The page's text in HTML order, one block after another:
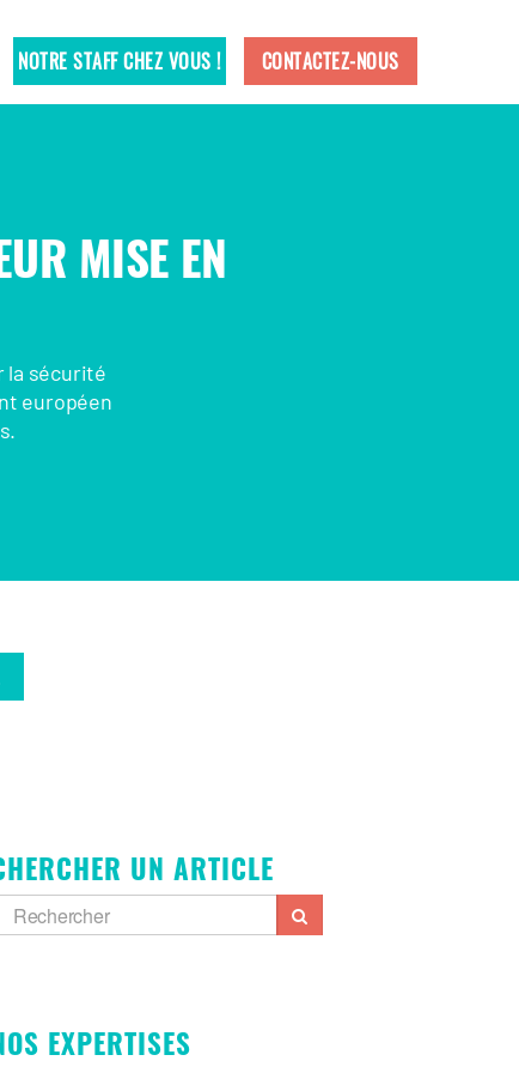
NOTRE STAFF CHEZ VOUS ! CONTACTEZ-NOUS
MISE EN
la sécurité
européen
UN ARTICLE
EXPERTISES